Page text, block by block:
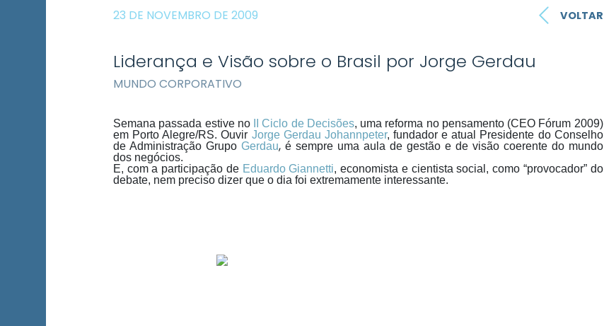
23 DE NOVEMBRO DE 2009 VOLTAR
Liderança e Visão sobre o Brasil por Jorge Gerdau
MUNDO CORPORATIVO
Semana passada estive no II Ciclo de Decisões, uma reforma no pensamento (CEO Fórum 2009)
em Porto Alegre/RS. Ouvir Jorge Gerdau Johannpeter, fundador e atual Presidente do Conselho
de Administração Grupo Gerdau, é sempre uma aula de gestão e de visão coerente do mundo
dos negócios.
E, com a participação de Eduardo Giannetti, economista e cientista social, como “provocador” do
debate, nem preciso dizer que o dia foi extremamente interessante.